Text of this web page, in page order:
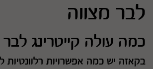
לבר מצווה
כמה עולה קייטרינג
בקאזה יש כמה אפשרויות רלוונטיות